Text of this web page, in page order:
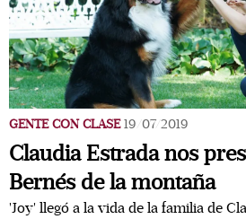
GENTE CON CLASE 19/07/2019
Claudia Estrada nos
Bernés de la montaña
'Joy' llegó a la vida de la familia de